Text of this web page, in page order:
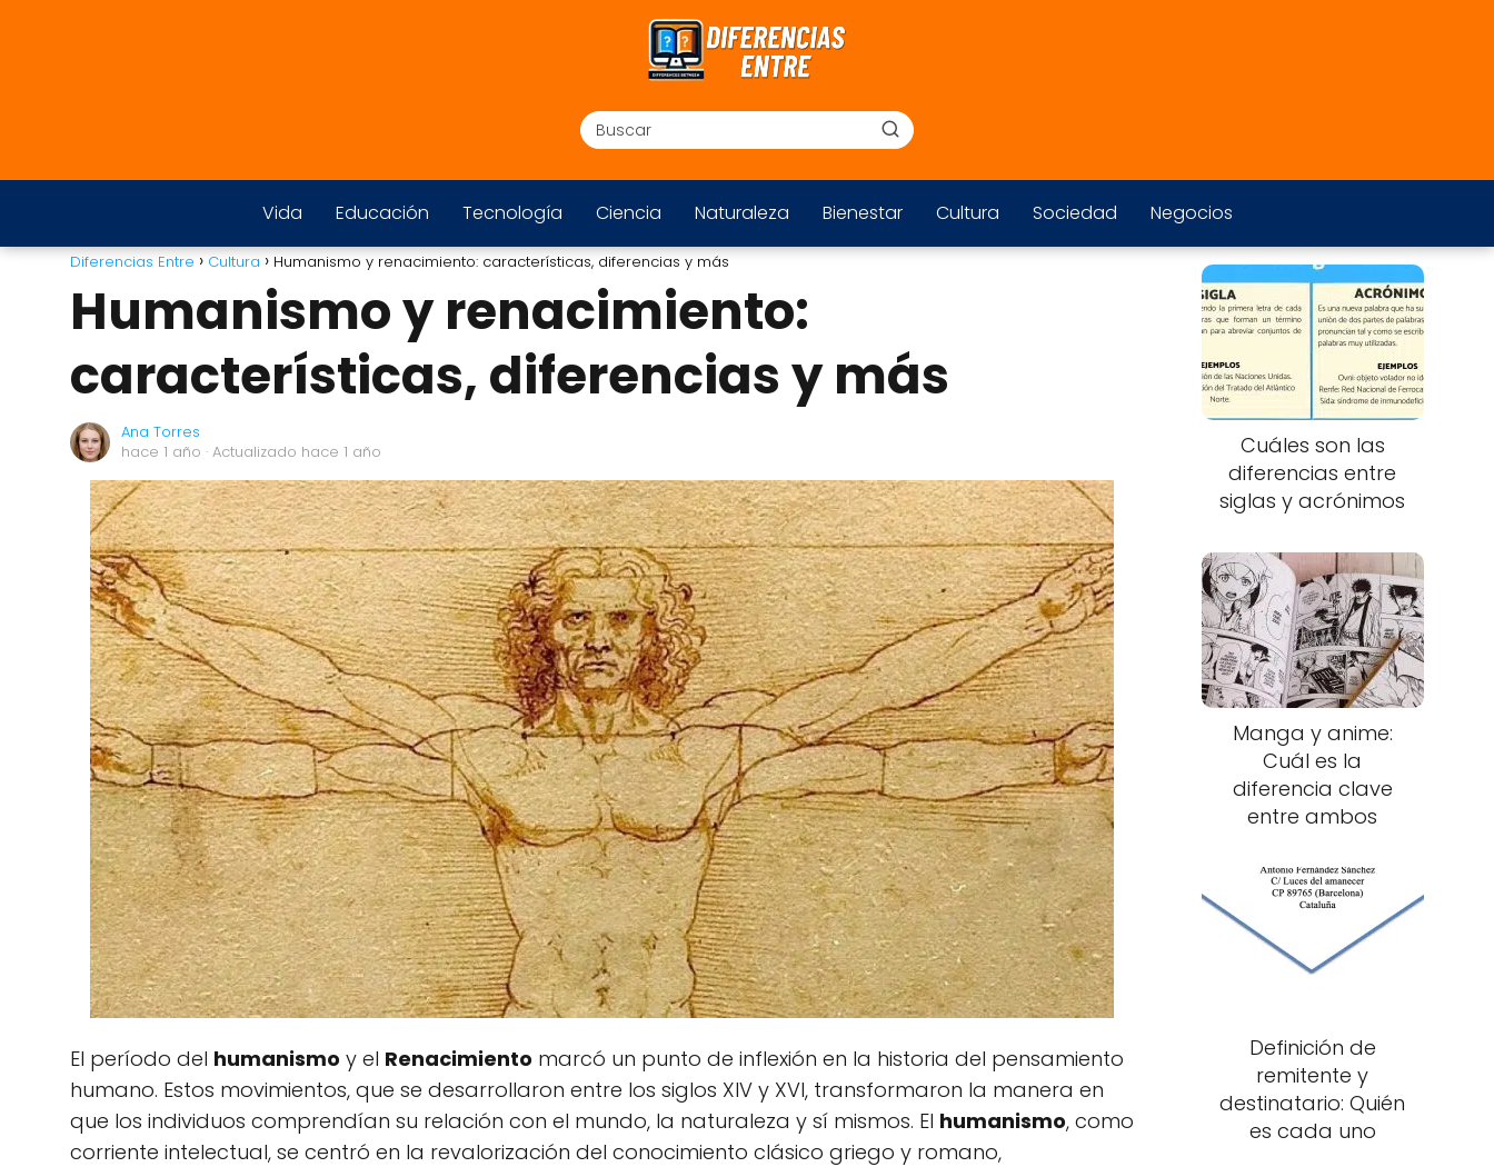
Vida Educación Tecnología Ciencia Naturaleza Bienestar Cultura Sociedad Negocios
Diferencias Entre Cultura Humanismo y renacimiento: características, diferencias y más
Humanismo y renacimiento:
características, diferencias y más
Ana Torres
hace 1 año · Actualizado hace 1 año
El período del humanismo y el Renacimiento marcó un punto de inflexión en la historia del pensamiento
humano. Estos movimientos, que se desarrollaron entre los siglos XIV y XVI, transformaron la manera en
que los individuos comprendían su relación con el mundo, la naturaleza y sí mismos. El humanismo, como
corriente intelectual, se centró en la revalorización del conocimiento clásico griego y romano,
Cuáles son las
diferencias entre
siglas y acrónimos
Manga y anime:
Cuál es la
diferencia clave
entre ambos
Definición de
remitente y
destinatario: Quién
es cada uno